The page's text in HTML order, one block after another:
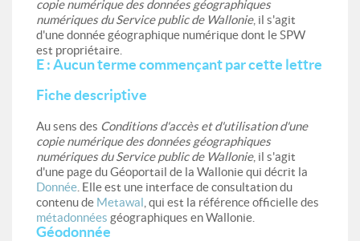
copie numérique des données géographiques
numériques du Service public de Wallonie, il s'agit
d'une donnée géographique numérique dont le SPW
est propriétaire.
E : Aucun terme commençant par cette lettre
Fiche descriptive
Au sens des Conditions d'accès et d'utilisation d'une
copie numérique des données géographiques
numériques du Service public de Wallonie, il s'agit
d'une page du Géoportail de la Wallonie qui décrit la
Donnée . Elle est une interface de consultation du
contenu de Metawal , qui est la référence officielle des
métadonnées géographiques en Wallonie.
Géodonnée